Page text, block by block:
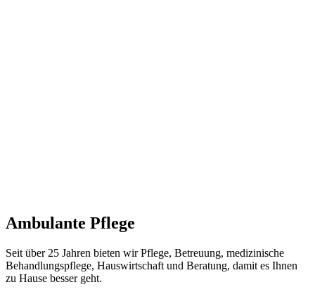
Ambulante Pflege
Seit über 25 Jahren bieten wir Pflege, Betreuung, medizinische
Behandlungspflege, Hauswirtschaft und Beratung, damit es Ihnen
zu Hause besser geht.